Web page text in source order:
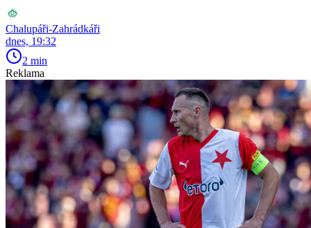
Chalupáři-Zahrádkáři
dnes, 19:32
2 min
Reklama